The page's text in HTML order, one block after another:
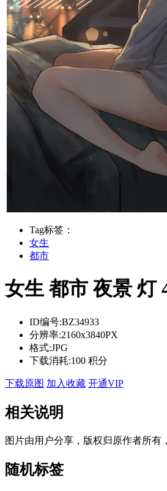
Tag标签：
女生
都市
女生 都市 夜景 灯
ID编号:BZ34933
分辨率:2160x3840PX
格式:JPG
下载消耗:100 积分
下载原图 加入收藏 开通VIP
相关说明
图片由用户分享，版权归原作者所有
随机标签